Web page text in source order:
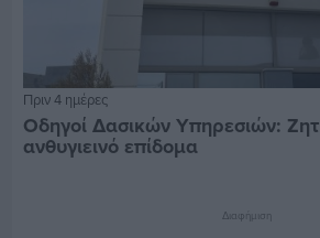
Πριν 4 ημέρες
Οδηγοί Δασικών Υπηρεσιών:
ανθυγιεινό επίδομα
Διαφήμιση